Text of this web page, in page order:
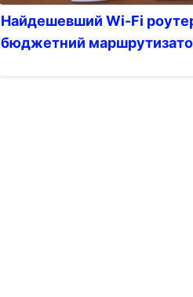
Найдешевший Wi-Fi
бюджетний